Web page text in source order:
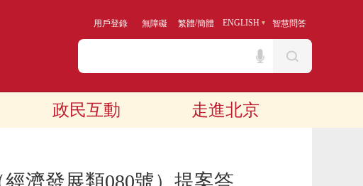
用戶登錄 無障礙 繁體/簡體 ENGLISH 智慧問答
政民互動 走進北京
濟發展類080號）提案答